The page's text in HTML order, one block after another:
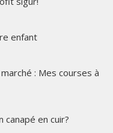
enfant
: Mes courses à
en cuir?